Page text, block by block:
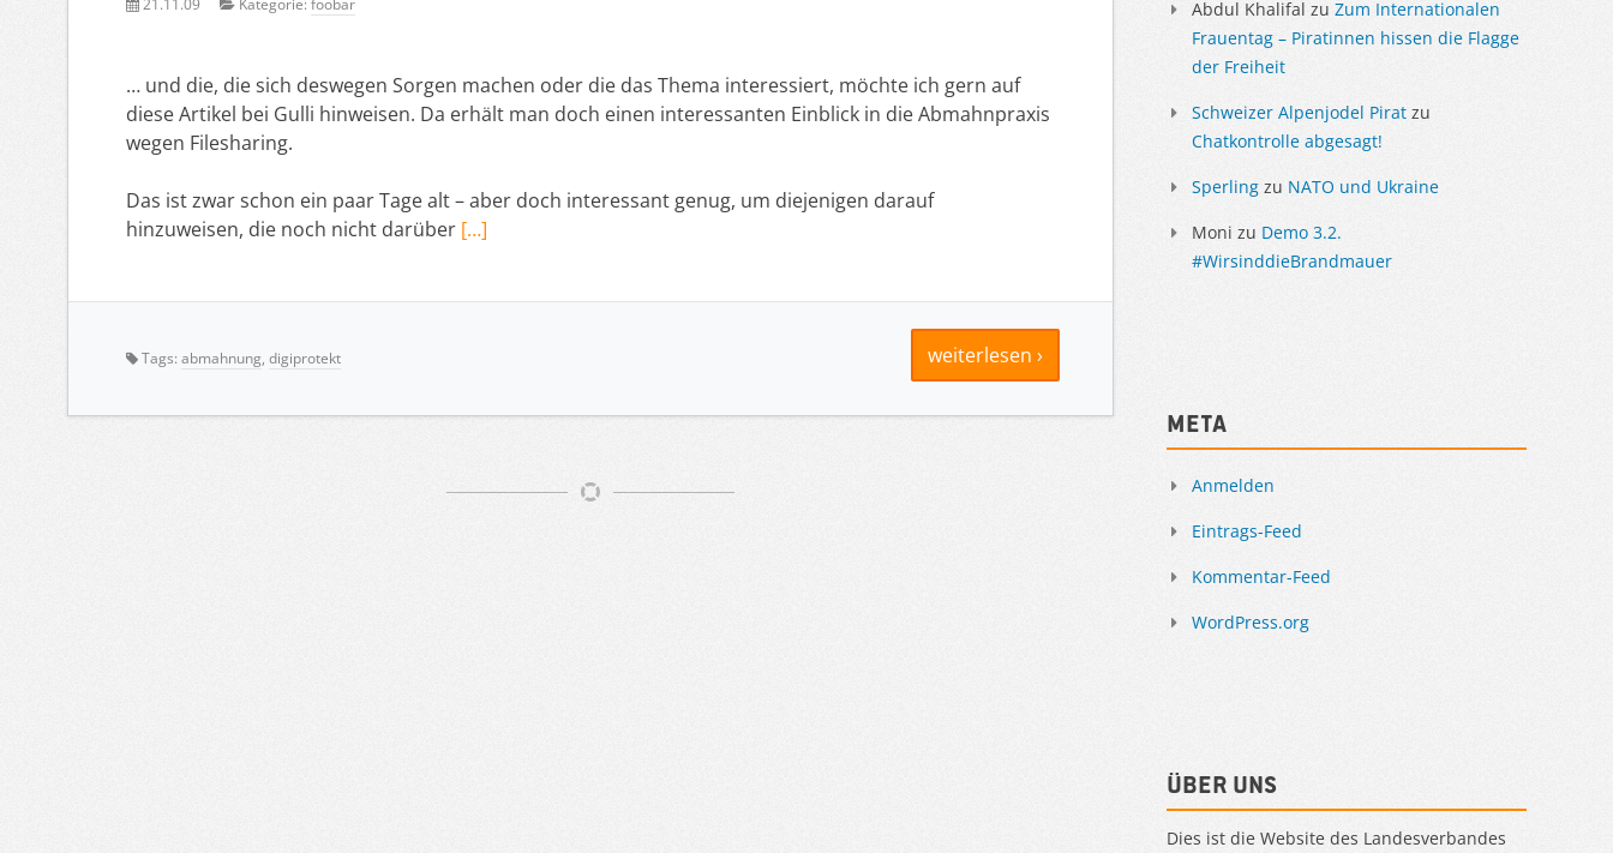
21.11.09 Kategorie: foobar
… und die, die sich deswegen Sorgen machen oder die das Thema interessiert, möchte ich gern auf
diese Artikel bei Gulli hinweisen. Da erhält man doch einen interessanten Einblick in die Abmahnpraxis
wegen Filesharing.
Das ist zwar schon ein paar Tage alt – aber doch interessant genug, um diejenigen darauf
hinzuweisen, die noch nicht darüber […]
weiterlesen ›
Tags: abmahnung, digiprotekt
Abdul Khalifal zu Zum Internationalen
Frauentag – Piratinnen hissen die Flagge
der Freiheit
Schweizer Alpenjodel Pirat zu
Chatkontrolle abgesagt!
Sperling zu NATO und Ukraine
Moni zu Demo 3.2.
#WirsinddieBrandmauer
Meta
Anmelden
Eintrags-Feed
Kommentar-Feed
WordPress.org
Über uns
Dies ist die Website des Landesverbandes